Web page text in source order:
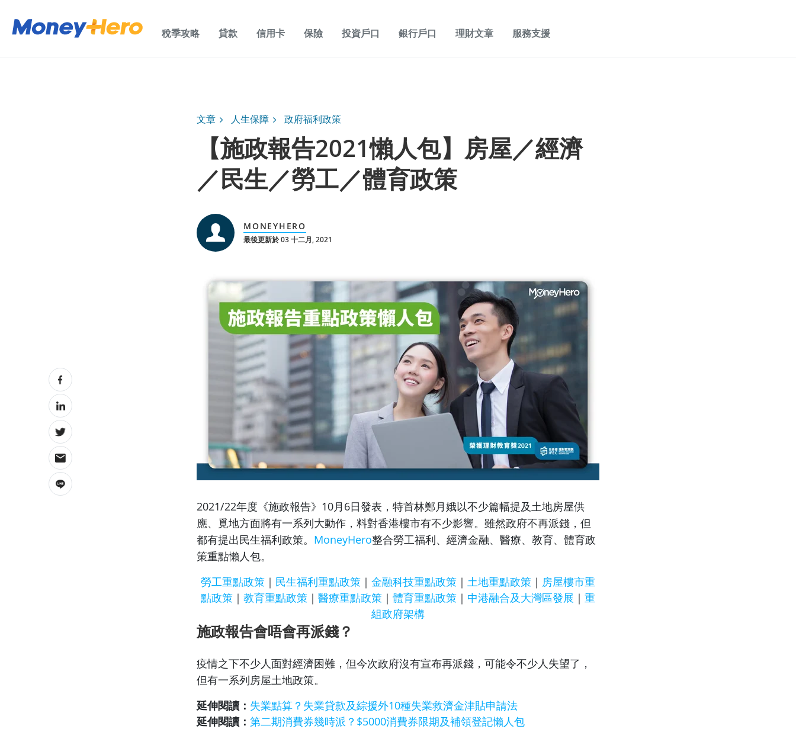
稅季攻略 貸款 信用卡 保險 投資戶口 銀行戶口 理財文章 服務支援
文章 人生保障 政府福利政策
【施政報告2021懶人包】房屋／經濟
／民生／勞工／體育政策
MONEYHERO
最後更新於 03 十二月, 2021
2021/22年度《施政報告》10月6日發表，特首林鄭月娥以不少篇幅提及土地房屋供
應、覓地方面將有一系列大動作，料對香港樓市有不少影響。雖然政府不再派錢，但
都有提出民生福利政策。 MoneyHero整合勞工福利、經濟金融、醫療、教育、體育政
策重點懶人包。
勞工重點政策 ｜ 民生福利重點政策 ｜ 金融科技重點政策 ｜ 土地重點政策 ｜ 房屋樓市重
點政策 ｜ 教育重點政策 ｜ 醫療重點政策 ｜ 體育重點政策 ｜ 中港融合及大灣區發展 ｜ 重
組政府架構
施政報告會唔會再派錢？
疫情之下不少人面對經濟困難，但今次政府沒有宣布再派錢，可能令不少人失望了，
但有一系列房屋土地政策。
延伸閱讀： 失業點算？失業貸款及綜援外10種失業救濟金津貼申請法
延伸閱讀： 第二期消費券幾時派？$5000消費券限期及補領登記懶人包